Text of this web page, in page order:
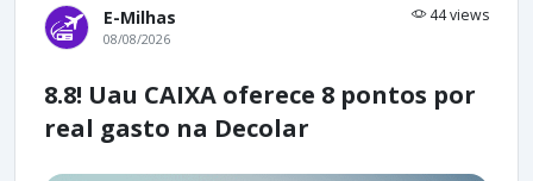
E-Milhas 44 views
08/08/2026
8.8! Uau CAIXA oferece 8 pontos por
real gasto na Decolar